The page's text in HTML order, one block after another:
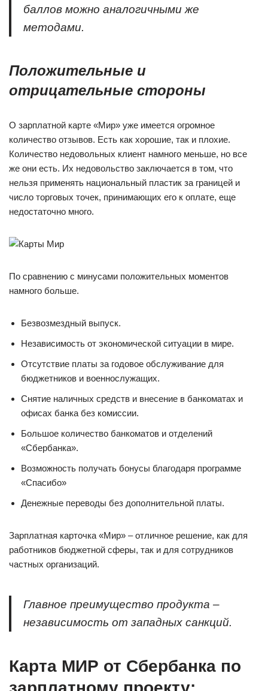
баллов можно аналогичными же
методами.
Положительные и
отрицательные стороны
О зарплатной карте «Мир» уже имеется огромное
количество отзывов. Есть как хорошие, так и плохие.
Количество недовольных клиент намного меньше, но все
же они есть. Их недовольство заключается в том, что
нельзя применять национальный пластик за границей и
число торговых точек, принимающих его к оплате, еще
недостаточно много.
По сравнению с минусами положительных моментов
намного больше.
Безвозмездный выпуск.
Независимость от экономической ситуации в мире.
Отсутствие платы за годовое обслуживание для
бюджетников и военнослужащих.
Снятие наличных средств и внесение в банкоматах и
офисах банка без комиссии.
Большое количество банкоматов и отделений
«Сбербанка».
Возможность получать бонусы благодаря программе
«Спасибо»
Денежные переводы без дополнительной платы.
Зарплатная карточка «Мир» – отличное решение, как для
работников бюджетной сферы, так и для сотрудников
частных организаций.
Главное преимущество продукта –
независимость от западных санкций.
Карта МИР от Сбербанка по